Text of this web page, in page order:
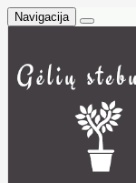
Navigacija